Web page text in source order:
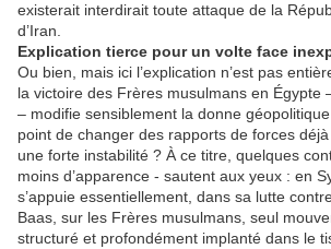
existerait interdirait toute attaque de la
d’Iran.
Explication tierce pour un volte face
Ou bien, mais ici l’explication n’est pas
la victoire des Frères musulmans en Égypte
– modifie sensiblement la donne
point de changer des rapports de forces
une forte instabilité ? À ce titre, quelques
moins d’apparence - sautent aux yeux : en
s’appuie essentiellement, dans sa lutte
Baas, sur les Frères musulmans, seul
structuré et profondément implanté dans le